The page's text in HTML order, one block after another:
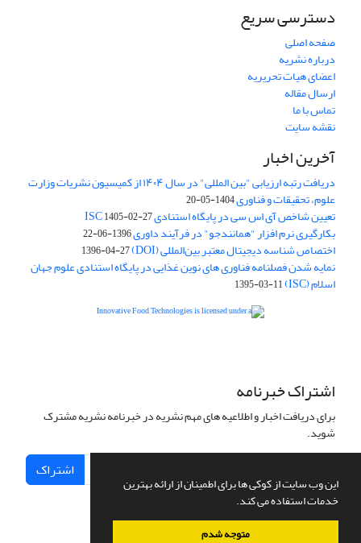
این وب سایت از کوکی ها برای اطمینان از ارائه بهترین
خدمات استفاده می کند.
متوجه شدم
دسترسی سریع
صفحه اصلی
درباره نشریه
اعضای هیات تحریریه
ارسال مقاله
تماس با ما
نقشه سایت
آخرین اخبار
دریافت رتبه ارزیابی "بین المللی" در سال ۱۴۰۴ از کمیسیون نشریات وزارت
علوم، تحقیقات و فناوری1404-05-20
تعیین شاخص آی اس سی در پایگاه استنادی ISC1405-02-27
بکارگیری نرم افزار "همانندجو" در فرآیند داوری1396-06-22
اختصاص شناسه دیجیتال معتبر بین‌المللی (DOI) 1396-04-27
نمایه شدن فصلنامه فناوری های نوین غذایی در پایگاه استنادی علوم جهان
اسلام (ISC) 1395-03-11
اشتراک خبرنامه
برای دریافت اخبار و اطلاعیه های مهم نشریه در خبرنامه نشریه مشترک
شوید.
اشتراک